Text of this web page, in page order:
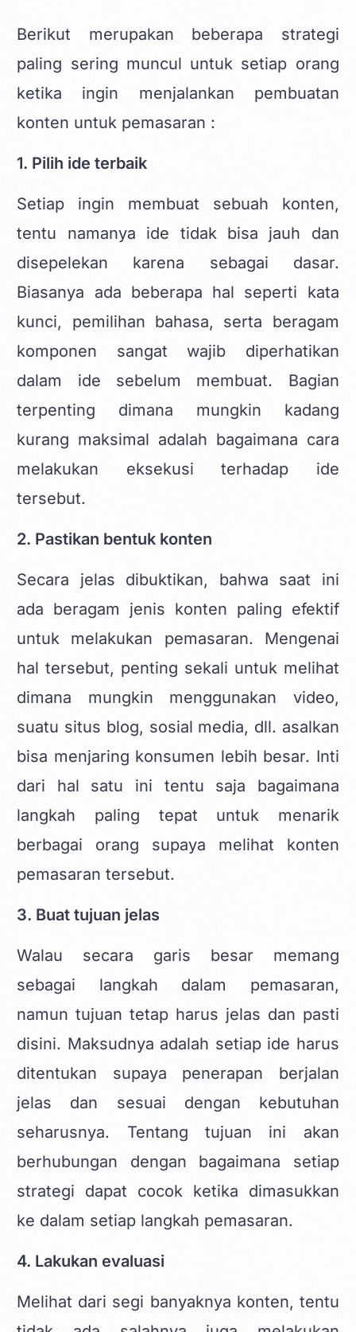
Berikut merupakan beberapa strategi
paling sering muncul untuk setiap orang
ketika ingin menjalankan pembuatan
konten untuk pemasaran :
1. Pilih ide terbaik
Setiap ingin membuat sebuah konten,
tentu namanya ide tidak bisa jauh dan
disepelekan karena sebagai dasar.
Biasanya ada beberapa hal seperti kata
kunci, pemilihan bahasa, serta beragam
komponen sangat wajib diperhatikan
dalam ide sebelum membuat. Bagian
terpenting dimana mungkin kadang
kurang maksimal adalah bagaimana cara
melakukan eksekusi terhadap ide
tersebut.
2. Pastikan bentuk konten
Secara jelas dibuktikan, bahwa saat ini
ada beragam jenis konten paling efektif
untuk melakukan pemasaran. Mengenai
hal tersebut, penting sekali untuk melihat
dimana mungkin menggunakan video,
suatu situs blog, sosial media, dll. asalkan
bisa menjaring konsumen lebih besar. Inti
dari hal satu ini tentu saja bagaimana
langkah paling tepat untuk menarik
berbagai orang supaya melihat konten
pemasaran tersebut.
3. Buat tujuan jelas
Walau secara garis besar memang
sebagai langkah dalam pemasaran,
namun tujuan tetap harus jelas dan pasti
disini. Maksudnya adalah setiap ide harus
ditentukan supaya penerapan berjalan
jelas dan sesuai dengan kebutuhan
seharusnya. Tentang tujuan ini akan
berhubungan dengan bagaimana setiap
strategi dapat cocok ketika dimasukkan
ke dalam setiap langkah pemasaran.
4. Lakukan evaluasi
Melihat dari segi banyaknya konten, tentu